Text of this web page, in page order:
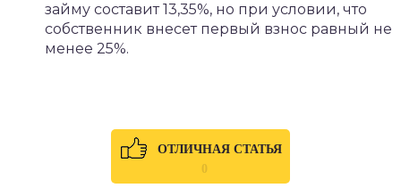
займу составит 13,35%, но при условии, что
собственник внесет первый взнос равный не
менее 25%.
ОТЛИЧНАЯ СТАТЬЯ
0